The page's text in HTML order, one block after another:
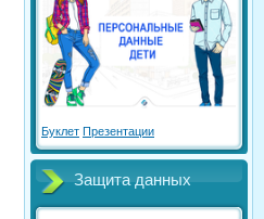
Буклет Презентации
Защита данных